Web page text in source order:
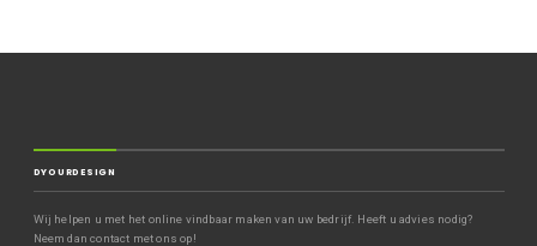
DYOURDESIGN
Wij helpen u met het online vindbaar maken van uw bedrijf. Heeft u advies nodig?
Neem dan contact met ons op!